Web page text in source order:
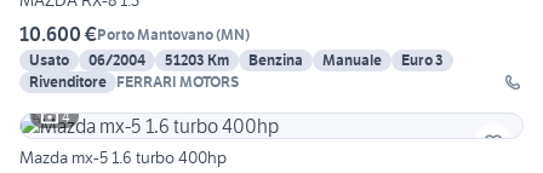
10.600 €Porto Mantovano(MN)
Usato
06/2004 51203 Km Benzina Manuale
Euro 3
Rivenditore FERRARI MOTORS
4
Mazda mx-5 1.6 turbo 400hp